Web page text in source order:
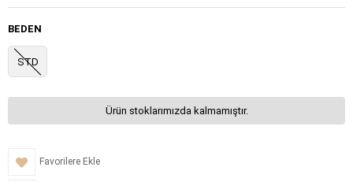
BEDEN
STD
Ürün stoklarımızda kalmamıştır.
Favorilere Ekle